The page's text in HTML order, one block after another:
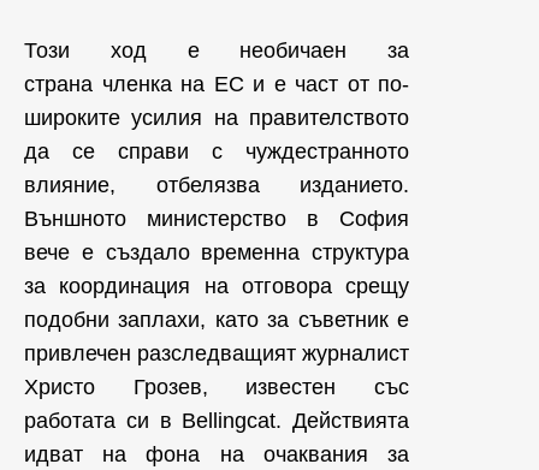
Този ход е необичаен за
страна членка на ЕС и е част от по-
широките усилия на правителството
да се справи с чуждестранното
влияние, отбелязва изданието.
Външното министерство в София
вече е създало временна структура
за координация на отговора срещу
подобни заплахи, като за съветник е
привлечен разследващият журналист
Христо Грозев, известен със
работата си в Bellingcat. Действията
идват на фона на очаквания за